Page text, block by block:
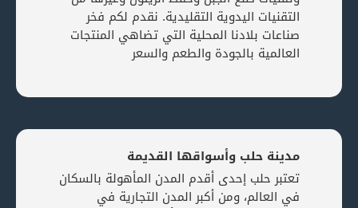
التقنيات اليدوية التقليدية. نقدم لكم فخر
صناعات بلادنا المحلية التي تضاهي المنتجات
العالمية بالجودة والطعم والسعر
مدينة حلب وأسواقها القديمة
تعتبر حلب إحدى أقدم المدن المأهولة بالسكان
في العالم، ومن أكبر المدن التجارية في